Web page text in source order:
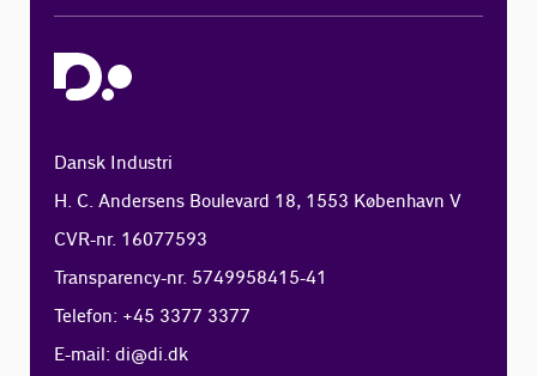
Dansk Industri
H. C. Andersens Boulevard 18, 1553 København V
CVR-nr. 16077593
Transparency-nr. 5749958415-41
Telefon: +45 3377 3377
E-mail:di@di.dk